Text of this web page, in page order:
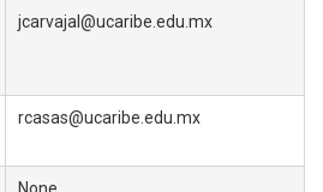
jcarvajal@ucaribe.edu.mx
rcasas@ucaribe.edu.mx